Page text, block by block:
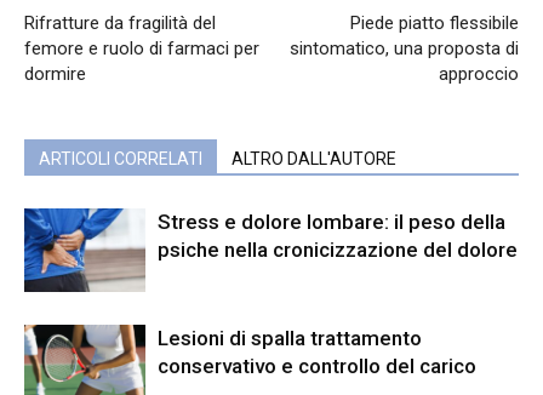
Rifratture da fragilità del
femore e ruolo di farmaci per
dormire
Piede piatto flessibile
sintomatico, una proposta di
approccio
ARTICOLI CORRELATI ALTRO DALL'AUTORE
Stress e dolore lombare: il peso della
psiche nella cronicizzazione del dolore
Lesioni di spalla trattamento
conservativo e controllo del carico